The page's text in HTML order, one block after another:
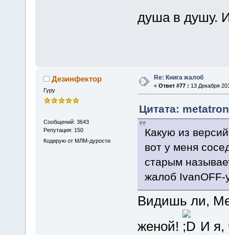
душа в душу.
Дезинфектор
Гуру
Сообщений: 3643
Репутация: 150
Кодирую от МЛМ-дурости
Re: Книга жалоб
« Ответ #77 : 13 Декабря
Цитата:
Какую из
вот у меня
старым
жалоб
Видишь ли,
женой!
И я,